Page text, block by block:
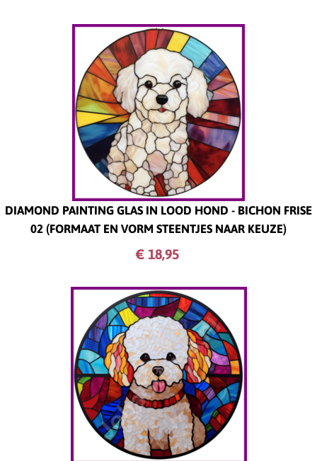
DIAMOND PAINTING GLAS IN LOOD HOND - BICHON FRISE
02 (FORMAAT EN VORM STEENTJES NAAR KEUZE)
€ 18,95